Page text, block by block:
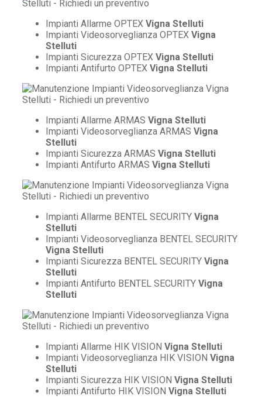
Impianti Allarme OPTEX Vigna Stelluti
Impianti Videosorveglianza OPTEX Vigna
Stelluti
Impianti Sicurezza OPTEX Vigna Stelluti
Impianti Antifurto OPTEX Vigna Stelluti
Impianti Allarme ARMAS Vigna Stelluti
Impianti Videosorveglianza ARMAS Vigna
Stelluti
Impianti Sicurezza ARMAS Vigna Stelluti
Impianti Antifurto ARMAS Vigna Stelluti
Impianti Allarme BENTEL SECURITY Vigna
Stelluti
Impianti Videosorveglianza BENTEL SECURITY
Vigna Stelluti
Impianti Sicurezza BENTEL SECURITY Vigna
Stelluti
Impianti Antifurto BENTEL SECURITY Vigna
Stelluti
Impianti Allarme HIK VISION Vigna Stelluti
Impianti Videosorveglianza HIK VISION Vigna
Stelluti
Impianti Sicurezza HIK VISION Vigna Stelluti
Impianti Antifurto HIK VISION Vigna Stelluti